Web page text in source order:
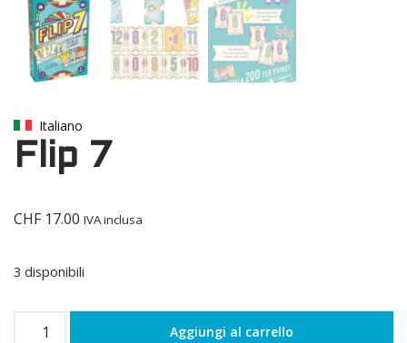
Italiano
Flip 7
CHF17.00 IVA inclusa
3 disponibili
Aggiungi al carrello